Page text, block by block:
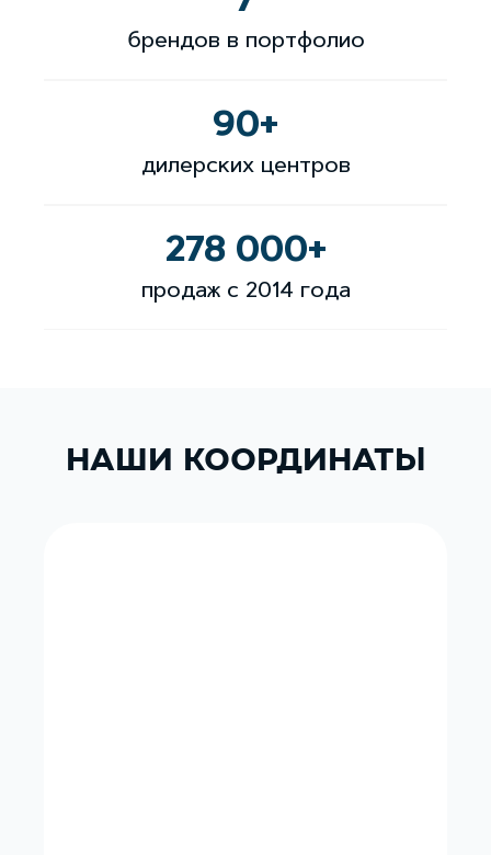
брендов в портфолио
90+
дилерских центров
278 000+
продаж с 2014 года
НАШИ КООРДИНАТЫ